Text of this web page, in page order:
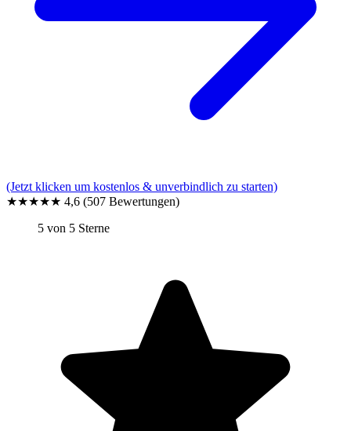
(Jetzt klicken um kostenlos & unverbindlich zu starten)
★★★★★ 4,6 (507 Bewertungen)
5 von 5 Sterne